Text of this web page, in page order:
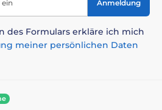
ein Anmeldung
des Formulars erkläre ich mich
meiner persönlichen Daten